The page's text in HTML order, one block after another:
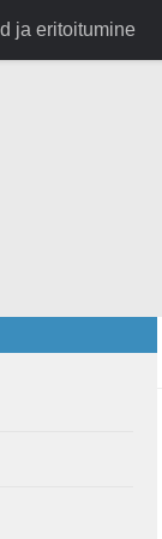
ja eritoitumine